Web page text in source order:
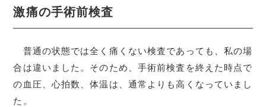
激痛の手術前検査
普通の状態では全く痛くない検査であっても、私の場
合は違いました。そのため、手術前検査を終えた時点で
の血圧、心拍数、体温は、通常よりも高くなっていまし
た。